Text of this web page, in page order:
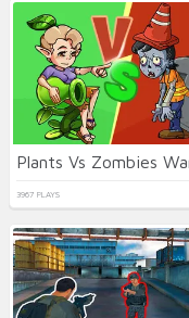
Plants Vs Zombies
3967 PLAYS